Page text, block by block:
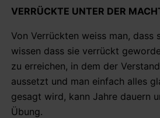
VERRÜCKTE UNTER DER
Von Verrückten weiss man, dass
wissen dass sie verrückt
zu erreichen, in dem der
aussetzt und man einfach alles
gesagt wird, kann Jahre dauern
Übung.